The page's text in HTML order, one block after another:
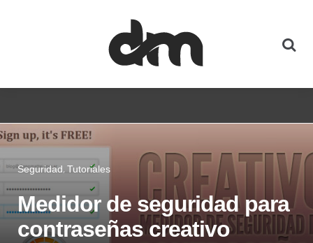
Seguridad Tutoriales
Medidor de seguridad para
contraseñas creativo